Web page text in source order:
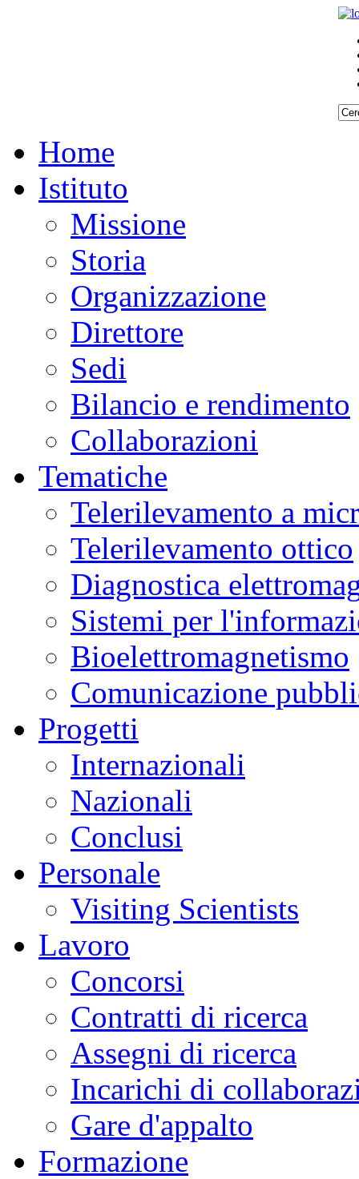
Home
Istituto
Missione
Storia
Organizzazione
Direttore
Sedi
Bilancio e rendimento
Collaborazioni
Tematiche
Telerilevamento a
Telerilevamento ottico
Diagnostica
Sistemi per
Bioelettromagnetismo
Comunicazione
Progetti
Internazionali
Nazionali
Conclusi
Personale
Visiting Scientists
Lavoro
Concorsi
Contratti di ricerca
Assegni di ricerca
Incarichi di
Gare d'appalto
Formazione